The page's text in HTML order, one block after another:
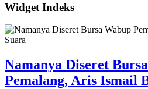
Widget Indeks
Namanya Diseret
Pemalang, Aris Ismail